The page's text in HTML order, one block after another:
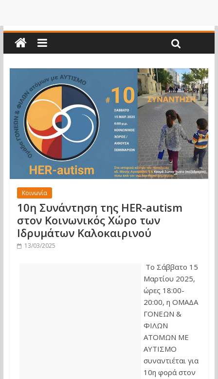
Κοινωνία
10η Συνάντηση της HER-autism
στον Κοινωνικός Χώρο των
Ιδρυμάτων Καλοκαιρινού
13/03/2025
Το Σάββατο 15
Μαρτίου 2025,
ώρες 18:00-
20:00, η ΟΜΑΔΑ
ΓΟΝΕΩΝ &
ΦΙΛΩΝ
ΑΤΟΜΩΝ ΜΕ
ΑΥΤΙΣΜΟ
συναντιέται για
10η φορά στον